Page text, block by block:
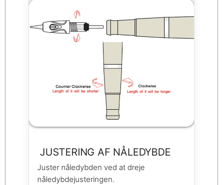
JUSTERING AF NÅLEDYBDE
Juster nåledybden ved at dreje
nåledybdejusteringen.